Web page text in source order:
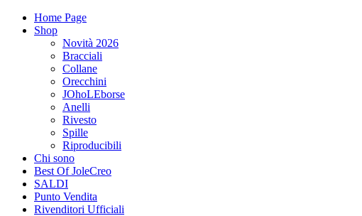
Home Page
Shop
Novità 2026
Bracciali
Collane
Orecchini
JOhoLEborse
Anelli
Rivesto
Spille
Riproducibili
Chi sono
Best Of JoleCreo
SALDI
Punto Vendita
Rivenditori Ufficiali